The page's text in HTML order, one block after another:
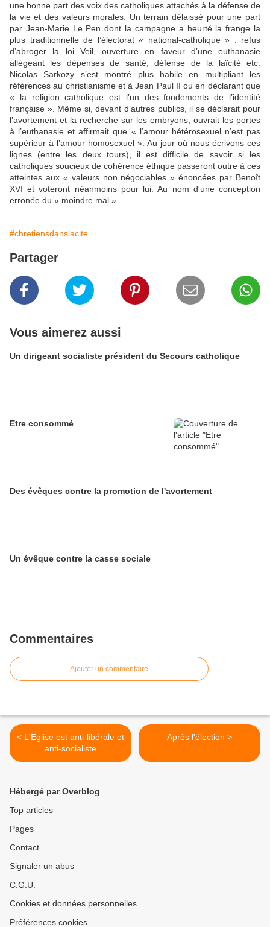
une bonne part des voix des catholiques attachés à la défense de
la vie et des valeurs morales. Un terrain délaissé pour une part
par Jean-Marie Le Pen dont la campagne a heurté la frange la
plus traditionnelle de l’électorat « national-catholique » : refus
d’abroger la loi Veil, ouverture en faveur d’une euthanasie
allégeant les dépenses de santé, défense de la laïcité etc.
Nicolas Sarkozy s’est montré plus habile en multipliant les
références au christianisme et à Jean Paul II ou en déclarant que
« la religion catholique est l’un des fondements de l’identité
française ». Même si, devant d’autres publics, il se déclarait pour
l’avortement et la recherche sur les embryons, ouvrait les portes
à l’euthanasie et affirmait que « l’amour hétérosexuel n’est pas
supérieur à l’amour homosexuel ». Au jour où nous écrivons ces
lignes (entre les deux tours), il est difficile de savoir si les
catholiques soucieux de cohérence éthique passeront outre à ces
atteintes aux « valeurs non négociables » énoncées par Benoît
XVI et voteront néanmoins pour lui. Au nom d'une conception
erronée du « moindre mal ».
#chretiensdanslacite
Partager
Vous aimerez aussi
Un dirigeant socialiste président du Secours catholique
Etre consommé
Des évêques contre la promotion de l'avortement
Un évêque contre la casse sociale
Commentaires
Ajouter un commentaire
< L'Eglise est anti-libérale et
anti-socialiste
Après l'élection >
Hébergé par Overblog
Top articles
Pages
Contact
Signaler un abus
C.G.U.
Cookies et données personnelles
Préférences cookies